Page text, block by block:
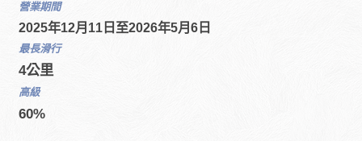
營業期間
2025年12月11日至2026年5月6日
最長滑行
4公里
高級
60%